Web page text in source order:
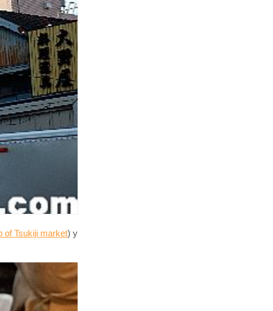
of Tsukiji market) y